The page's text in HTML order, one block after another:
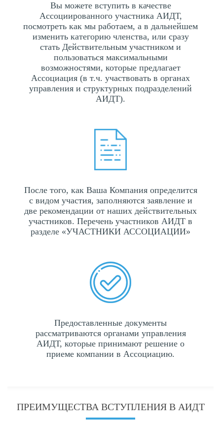
Вы можете вступить в качестве
Ассоциированного участника АИДТ,
посмотреть как мы работаем, а в дальнейшем
изменить категорию членства, или сразу
стать Действительным участником и
пользоваться максимальными
возможностями, которые предлагает
Ассоциация (в т.ч. участвовать в органах
управления и структурных подразделений
АИДТ).
После того, как Ваша Компания определится
с видом участия, заполняются заявление и
две рекомендации от наших действительных
участников. Перечень участников АИДТ в
разделе «УЧАСТНИКИ АССОЦИАЦИИ»
Предоставленные документы
рассматриваются органами управления
АИДТ, которые принимают решение о
приеме компании в Ассоциацию.
ПРЕИМУЩЕСТВА ВСТУПЛЕНИЯ В АИДТ